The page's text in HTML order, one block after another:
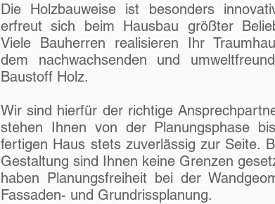
Die Holzbauweise ist besonders
erfreut sich beim Hausbau größter
Viele Bauherren realisieren Ihr
dem nachwachsenden und
Baustoff Holz.
Wir sind hierfür der richtige
stehen Ihnen von der Planungsphase
fertigen Haus stets zuverlässig zur Seite.
Gestaltung sind Ihnen keine Grenzen
haben Planungsfreiheit bei der
Fassaden- und Grundrissplanung.